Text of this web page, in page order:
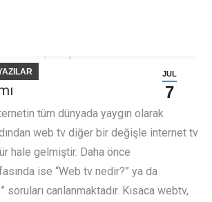
JUL
7
tüm dünyada yaygın olarak
web tv diğer bir değişle internet tv
hale gelmiştir. Daha önce
ise “Web tv nedir?” ya da
soruları canlanmaktadır. Kısaca webtv,